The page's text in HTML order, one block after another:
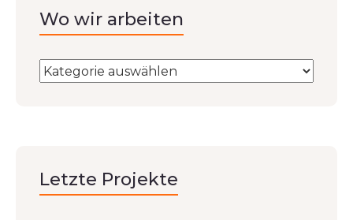
Wo wir arbeiten
Letzte Projekte